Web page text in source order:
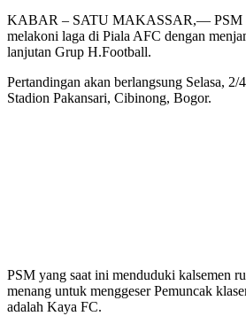
KABAR – SATU MAKASSAR,— PSM
melakoni laga di Piala AFC dengan
lanjutan Grup H.Football.
Pertandingan akan berlangsung Selasa,
Stadion Pakansari, Cibinong, Bogor.
PSM yang saat ini menduduki kalsemen
menang untuk menggeser Pemuncak
adalah Kaya FC.